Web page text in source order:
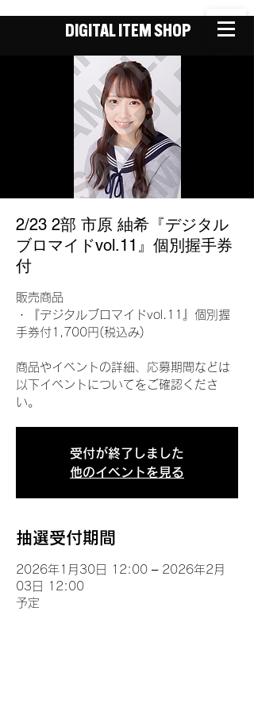
DIGITAL ITEM SHOP
2/23 2部 市原 紬希『デジタル
ブロマイドvol.11』個別握手券
付
販売商品
・『デジタルブロマイドvol.11』個別握
手券付1,700円(税込み)
商品やイベントの詳細、応募期間などは
以下イベントについてをご確認くださ
い。
受付が終了しました
他のイベントを見る
抽選受付期間
2026年1月30日 12:00 – 2026年2月
03日 12:00
予定